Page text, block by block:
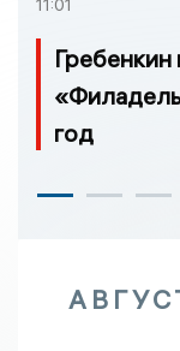
11:01
год